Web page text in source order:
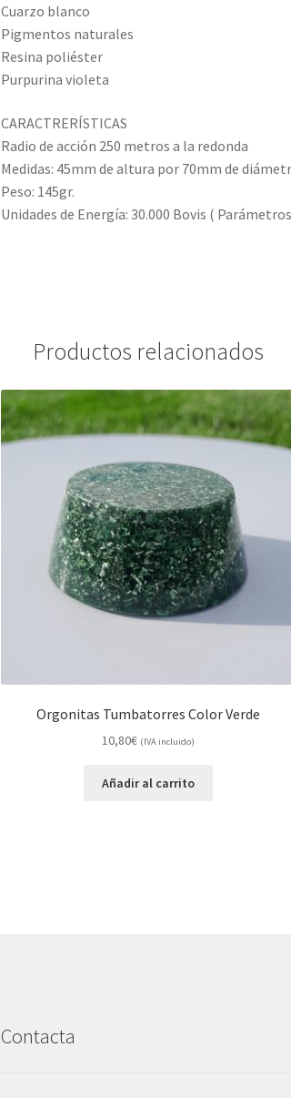
Cuarzo blanco
Pigmentos naturales
Resina poliéster
Purpurina violeta
CARACTRERÍSTICAS
Radio de acción 250 metros a la redonda
Medidas: 45mm de altura por 70mm de
Peso: 145gr.
Unidades de Energía: 30.000 Bovis (
Productos relacionados
Orgonitas Tumbatorres Color Verde
10,80€ (IVA incluido)
Añadir al carrito
Contacta